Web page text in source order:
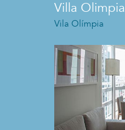
Villa Olimpia
Vila Olímpia